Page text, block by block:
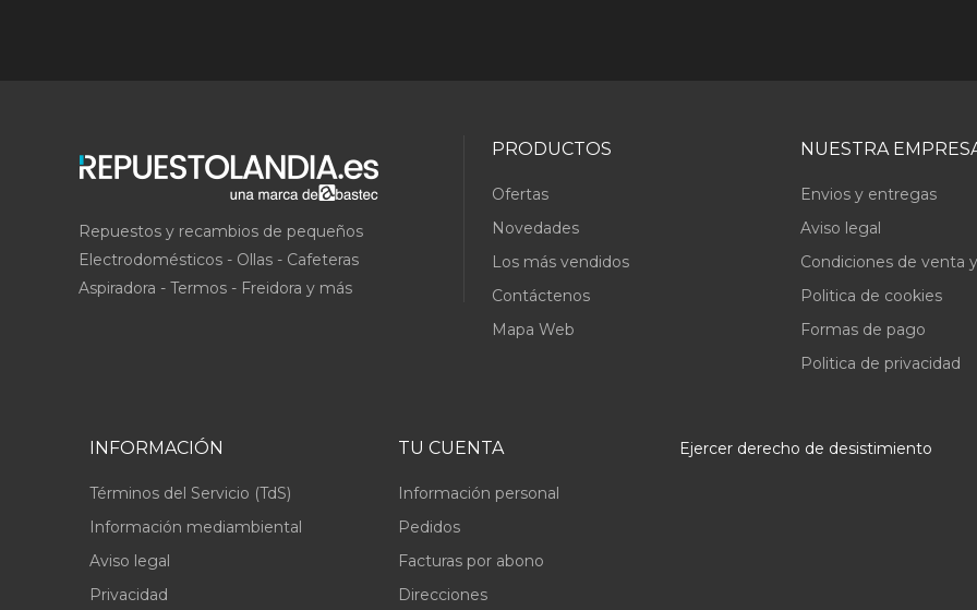
Repuestos y recambios de pequeños
Electrodomésticos - Ollas - Cafeteras
Aspiradora - Termos - Freidora y más
PRODUCTOS
Ofertas
Novedades
Los más vendidos
Contáctenos
Mapa Web
NUESTRA
Envios y entregas
Aviso legal
Condiciones de venta
Politica de cookies
Formas de pago
Politica de privacidad
INFORMACIÓN
Términos del Servicio (TdS)
Información mediambiental
Aviso legal
Privacidad
TU CUENTA
Información personal
Pedidos
Facturas por abono
Direcciones
Ejercer derecho de desistimiento